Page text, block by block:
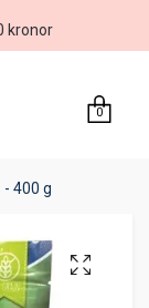
kronor
0
400 g